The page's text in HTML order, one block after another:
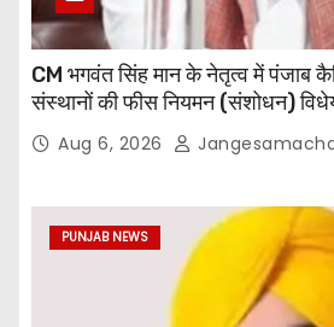
CM भगवंत सिंह मान के नेतृत्व में पंजाब
संस्थानों की फीस नियमन (संशोधन)
दी Aug 6, 2026
PUNJAB NEWS